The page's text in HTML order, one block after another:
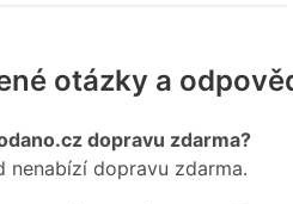
otázky a
dopravu zdarma?
nenabízí dopravu zdarma.